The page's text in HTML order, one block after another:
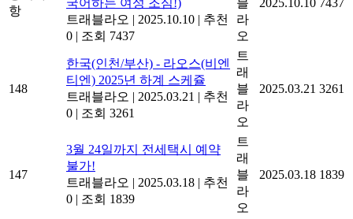
항
트래블라오 | 2025.10.10 | 추천
0 | 조회 7437
라
오
148
한국(인천/부산) - 라오스(비엔
티엔) 2025년 하계 스케쥴
트래블라오 | 2025.03.21 | 추천
0 | 조회 3261
트
래
블
라
오
2025.03.21 3261
147
3월 24일까지 전세택시 예약
불가!
트래블라오 | 2025.03.18 | 추천
0 | 조회 1839
트
래
블
라
오
2025.03.18 1839